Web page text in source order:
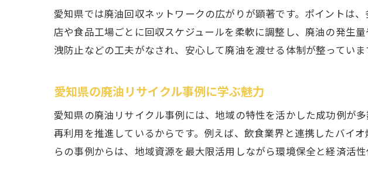
廃油活用の
廃油リサイ
廃油活用が
愛知県では廃油回収ネットワークの広がりが顕著です。ポイントは
店や食品工場ごとに回収スケジュールを柔軟に調整し、廃油の発生
洩防止などの工夫がなされ、安心して廃油を渡せる体制が整ってい
愛知県の廃油リサイクル事例に学ぶ魅力
愛知県の廃油リサイクル事例には、地域の特性を活かした成功例が
再利用を推進しているからです。例えば、飲食業界と連携したバイ
らの事例からは、地域資源を最大限活用しながら環境保全と経済活